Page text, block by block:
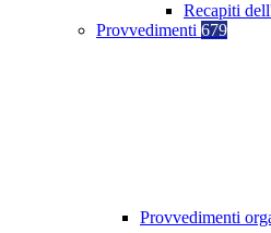
Recapiti
Provvedimenti 679
Provvedimenti